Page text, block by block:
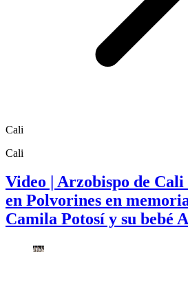
Cali
Cali
Video | Arzobispo de
en Polvorines en
Camila Potosí y su bebé